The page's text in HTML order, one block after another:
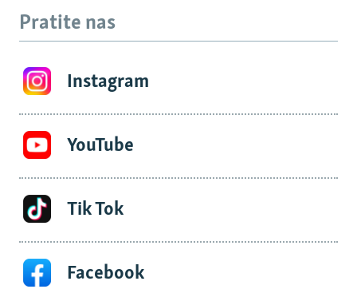
Pratite nas
Instagram
YouTube
Tik Tok
Facebook